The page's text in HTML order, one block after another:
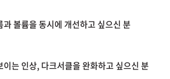
과 볼륨을 동시에 개선하고 싶으신 분
이는 인상, 다크서클을 완화하고 싶으신 분